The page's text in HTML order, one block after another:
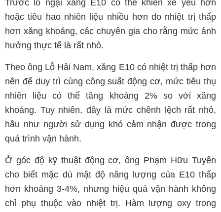
Trước lo ngại xăng E10 có thể khiến xe yếu hơn
hoặc tiêu hao nhiên liệu nhiều hơn do nhiệt trị thấp
hơn xăng khoáng, các chuyên gia cho rằng mức ảnh
hưởng thực tế là rất nhỏ.
Theo ông Lỗ Hải Nam, xăng E10 có nhiệt trị thấp hơn
nên để duy trì cùng công suất động cơ, mức tiêu thụ
nhiên liệu có thể tăng khoảng 2% so với xăng
khoáng. Tuy nhiên, đây là mức chênh lệch rất nhỏ,
hầu như người sử dụng khó cảm nhận được trong
quá trình vận hành.
Ở góc độ kỹ thuật động cơ, ông Phạm Hữu Tuyến
cho biết mặc dù mật độ năng lượng của E10 thấp
hơn khoảng 3-4%, nhưng hiệu quả vận hành không
chỉ phụ thuộc vào nhiệt trị. Hàm lượng oxy trong